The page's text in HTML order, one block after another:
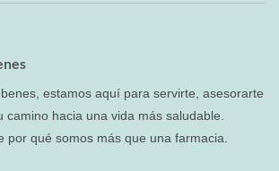
estamos aquí para servirte, asesorarte
camino hacia una vida más saludable.
por qué somos más que una farmacia.